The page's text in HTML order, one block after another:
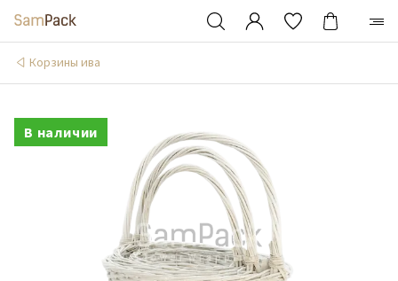
Корзины ива
В наличии